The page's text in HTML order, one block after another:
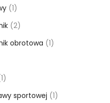
(1)
(2)
obrotowa (1)
sportowej (1)